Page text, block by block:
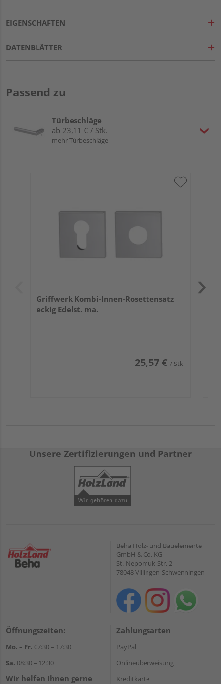
EIGENSCHAFTEN
DATENBLÄTTER
Passend zu
Türbeschläge
ab 23,11 € / Stk.
mehr Türbeschläge
Griffwerk Kombi-Innen-Rosettensatz
eckig Edelst. ma.
25,57 € / Stk.
Unsere Zertifizierungen und Partner
Beha Holz- und Bauelemente
GmbH & Co. KG
St.-Nepomuk-Str. 2
78048 Villingen-Schwenningen
Öffnungszeiten:
Mo. – Fr. 07:30 – 17:30
Sa. 08:30 – 12:30
Wir helfen Ihnen gerne
Zahlungsarten
PayPal
Onlineüberweisung
Kreditkarte